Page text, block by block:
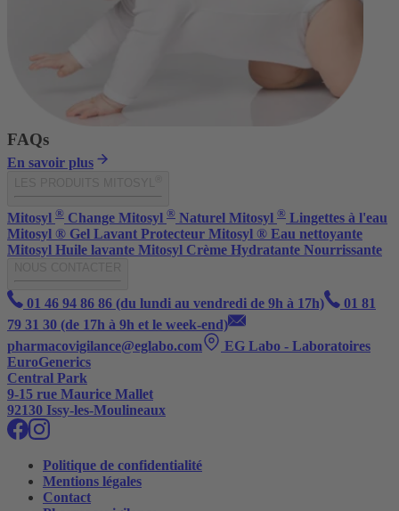
FAQs
En savoir plus
Mitosyl ® Change Mitosyl ® Naturel Mitosyl ® Lingettes à l'eau
Mitosyl ® Gel Lavant Protecteur Mitosyl ® Eau nettoyante
Mitosyl Huile lavante Mitosyl Crème Hydratante Nourrissante
01 46 94 86 86 (du lundi au vendredi de 9h à 17h)
01 81
79 31 30 (de 17h à 9h et le week-end)
pharmacovigilance@eglabo.com
EG Labo - Laboratoires
EuroGenerics
Central Park
9-15 rue Maurice Mallet
92130 Issy-les-Moulineaux
Politique de confidentialité
Mentions légales
Contact